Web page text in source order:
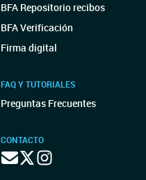
BFA Repositorio recibos
BFA Verificación
Firma digital
FAQ Y TUTORIALES
Preguntas Frecuentes
CONTACTO